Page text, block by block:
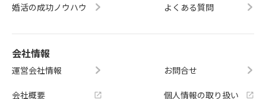
婚活の成功ノウハウ よくある質問
会社情報
運営会社情報
会社概要
お問合せ
個人情報の取り扱い